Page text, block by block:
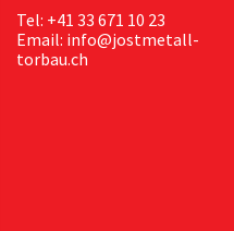
Tel: +41 33 671 10 23
Email: info@jostmetall-
torbau.ch